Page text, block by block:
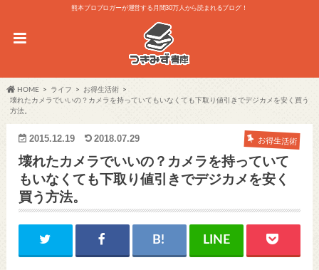
熊本プロブロガーが運営する月間30万人から読まれるブログ！
HOME ライフ
お得生活術
壊れたカメラでいいの？カメラを持っていてもいなくても下取り値引きでデジカメを安く買う
方法。
2015.12.19 2018.07.29 お得生活術
壊れたカメラでいいの？カメラを持っていて
もいなくても下取り値引きでデジカメを安く
買う方法。